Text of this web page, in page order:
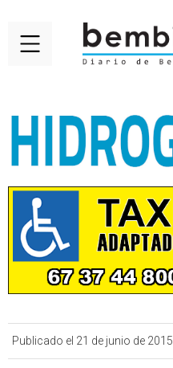
Publicado el 21 de junio de 2015